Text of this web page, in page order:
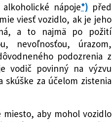
nápoje*)před
viesť vozidlo, ak je jeho
a to najmä po požití
nevoľnosťou, úrazom,
podozrenia z
vodič povinný na výzvu
za účelom zistenia
miesto, aby mohol vozidlo